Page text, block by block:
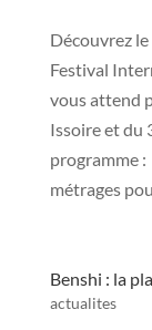
Découvrez
Festival
vous attend
Issoire et du
programme
métrages
Benshi : la
actualites